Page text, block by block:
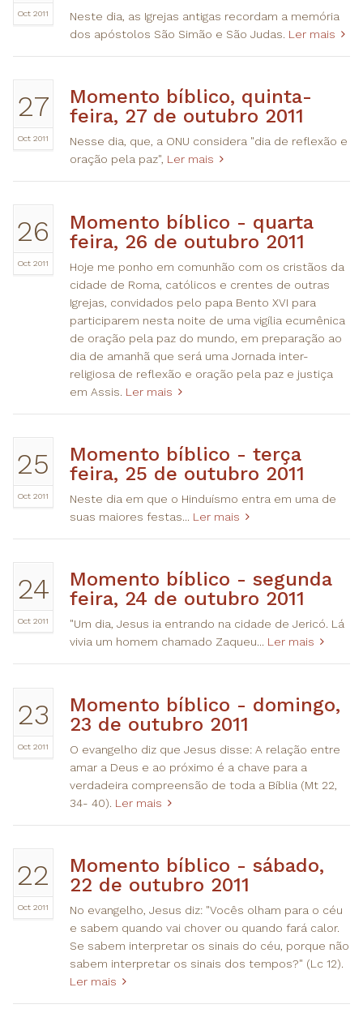
Oct 2011
Neste dia, as Igrejas antigas recordam a memória
dos apóstolos São Simão e São Judas. Ler mais
27
Oct 2011
​Momento bíblico, quinta-
feira, 27 de outubro 2011
Nesse dia, que, a ONU considera "dia de reflexão e
oração pela paz", Ler mais
26
Oct 2011
​Momento bíblico - quarta
feira, 26 de outubro 2011
Hoje me ponho em comunhão com os cristãos da
cidade de Roma, católicos e crentes de outras
Igrejas, convidados pelo papa Bento XVI para
participarem nesta noite de uma vigília ecumênica
de oração pela paz do mundo, em preparação ao
dia de amanhã que será uma Jornada inter-
religiosa de reflexão e oração pela paz e justiça
em Assis. Ler mais
25
Oct 2011
​Momento bíblico - terça
feira, 25 de outubro 2011
Neste dia em que o Hinduísmo entra em uma de
suas maiores festas... Ler mais
24
Oct 2011
​Momento bíblico - segunda
feira, 24 de outubro 2011
"Um dia, Jesus ia entrando na cidade de Jericó. Lá
vivia um homem chamado Zaqueu... Ler mais
23
Oct 2011
​Momento bíblico - domingo,
23 de outubro 2011
O evangelho diz que Jesus disse: A relação entre
amar a Deus e ao próximo é a chave para a
verdadeira compreensão de toda a Bíblia (Mt 22,
34- 40). Ler mais
22
Oct 2011
​Momento bíblico - sábado,
22 de outubro 2011
No evangelho, Jesus diz: "Vocês olham para o céu
e sabem quando vai chover ou quando fará calor.
Se sabem interpretar os sinais do céu, porque não
sabem interpretar os sinais dos tempos?" (Lc 12).
Ler mais